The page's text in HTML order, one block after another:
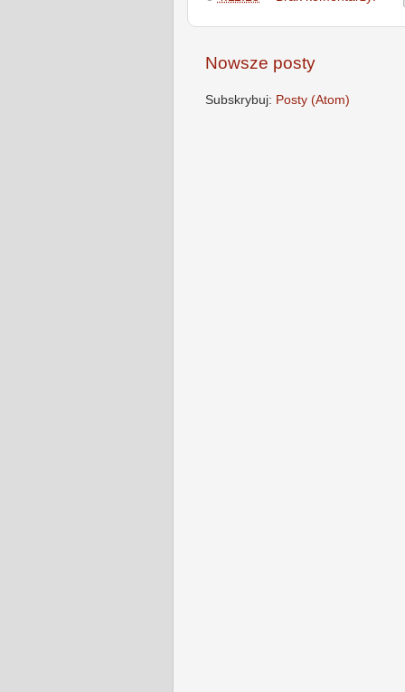
Nowsze posty
Subskrybuj: Posty (Atom)